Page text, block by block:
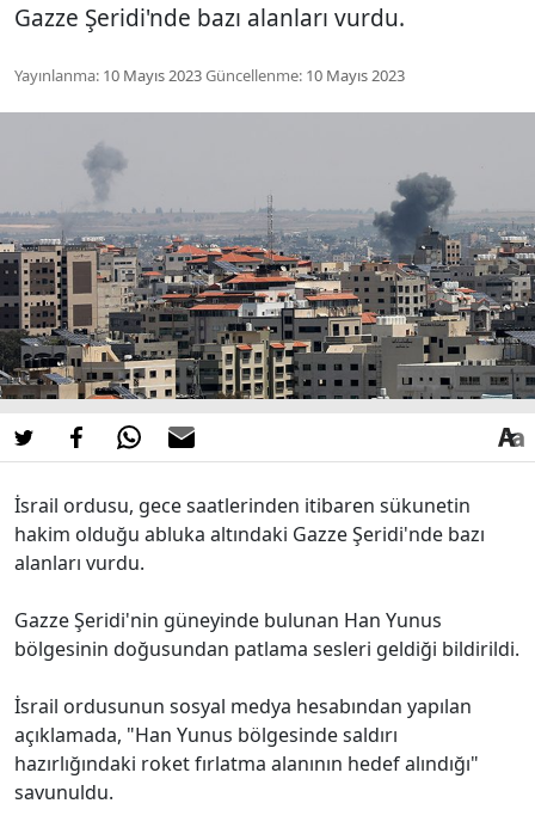
Gazze Şeridi'nde bazı alanları vurdu.
Yayınlanma: 10 Mayıs 2023Güncellenme: 10 Mayıs 2023
İsrail ordusu, gece saatlerinden itibaren sükunetin
hakim olduğu abluka altındaki Gazze Şeridi'nde bazı
alanları vurdu.
Gazze Şeridi'nin güneyinde bulunan Han Yunus
bölgesinin doğusundan patlama sesleri geldiği bildirildi.
İsrail ordusunun sosyal medya hesabından yapılan
açıklamada, "Han Yunus bölgesinde saldırı
hazırlığındaki roket fırlatma alanının hedef alındığı"
savunuldu.